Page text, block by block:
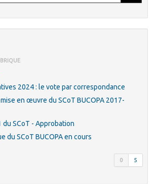
2024 : le vote par correspondance
en œuvre du SCoT BUCOPA 2017-
SCoT - Approbation
du SCoT BUCOPA en cours
0 5